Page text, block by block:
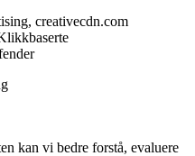
creativecdn.com
kan vi bedre forstå, evaluere